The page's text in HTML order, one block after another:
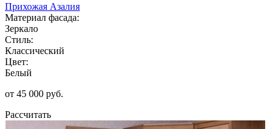
Прихожая Азалия
Материал фасада:
Зеркало
Стиль:
Классический
Цвет:
Белый
от 45 000 руб.
Рассчитать